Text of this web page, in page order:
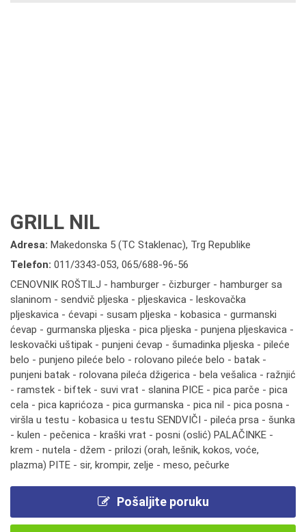
GRILL NIL
Adresa: Makedonska 5 (TC Staklenac), Trg Republike
Telefon: 011/3343-053, 065/688-96-56
CENOVNIK ROŠTILJ - hamburger - čizburger - hamburger sa
slaninom - sendvič pljeska - pljeskavica - leskovačka
pljeskavica - ćevapi - susam pljeska - kobasica - gurmanski
ćevap - gurmanska pljeska - pica pljeska - punjena pljeskavica -
leskovački uštipak - punjeni ćevap - šumadinka pljeska - pileće
belo - punjeno pileće belo - rolovano pileće belo - batak -
punjeni batak - rolovana pileća džigerica - bela vešalica - ražnjić
- ramstek - biftek - suvi vrat - slanina PICE - pica parče - pica
cela - pica kaprićoza - pica gurmanska - pica nil - pica posna -
viršla u testu - kobasica u testu SENDVIČI - pileća prsa - šunka
- kulen - pečenica - kraški vrat - posni (oslić) PALAČINKE -
krem - nutela - džem - prilozi (orah, lešnik, kokos, voće,
plazma) PITE - sir, krompir, zelje - meso, pečurke
Pošaljite poruku